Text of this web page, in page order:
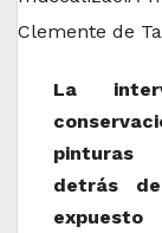
La
pinturas
detrás